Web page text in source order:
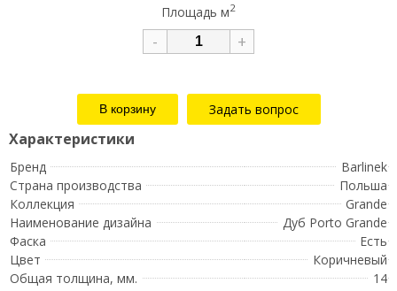
Площадь м2
- +
Задать вопрос
Бренд
Barlinek
Страна производства
Польша
Коллекция
Grande
Наименование дизайна
Дуб Porto Grande
Фаска
Есть
Цвет
Коричневый
Общая толщина, мм.
14